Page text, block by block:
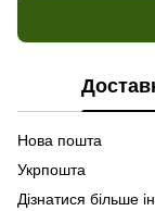
Нова пошта
Укрпошта
Дізнатися більше